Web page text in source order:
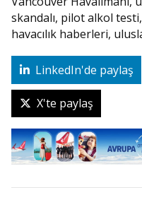
skandalı, pilot alkol
havacılık haberleri,
LinkedIn'de paylaş
X'te paylaş